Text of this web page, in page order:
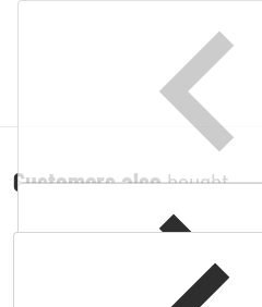
Customers alsobought